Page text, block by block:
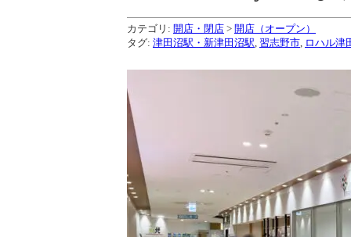
カテゴリ: 開店・閉店 > 開店（オープン）
タグ: 津田沼駅・新津田沼駅 習志野市 ロハル津